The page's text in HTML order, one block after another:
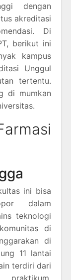
dengan
akreditasi
Di
berikut ini
kampus
Unggul
tertentu.
di mumkan
ini bisa
dalam
teknologi
di
di
11 lantai
terdiri dari